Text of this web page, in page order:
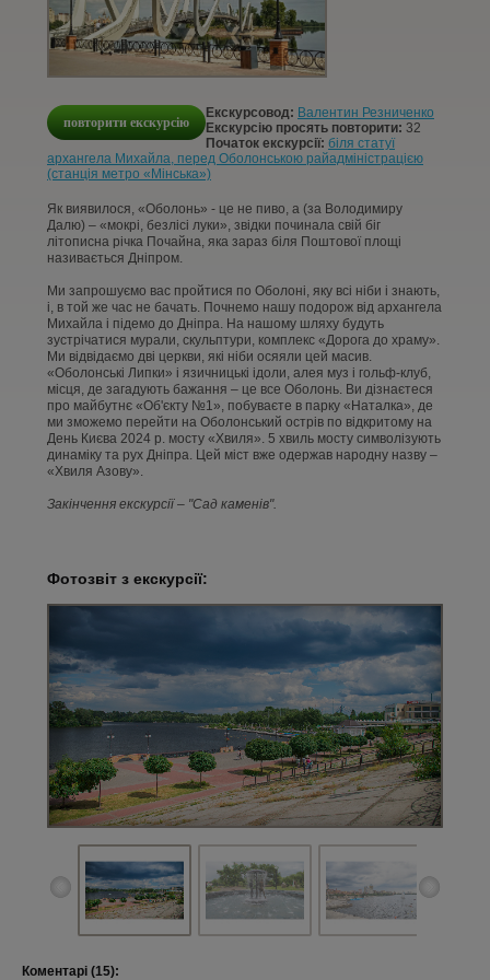
КОНТАКТИ
СТАТТІ
УВІЙТИ
РЕЄСТРАЦІЯ
повторити екскурсію
Екскурсовод: Валентин Резниченко
Екскурсію просять повторити: 32
Початок екскурсії: біля статуї
архангела Михайла, перед Оболонською райадміністрацією
(станція метро «Мінська»)
Як виявилося, «Оболонь» - це не пиво, а (за Володимиру
Далю) – «мокрі, безлісі луки», звідки починала свій біг
літописна річка Почайна, яка зараз біля Поштової площі
називається Дніпром.
Ми запрошуємо вас пройтися по Оболоні, яку всі ніби і знають,
і, в той же час не бачать. Почнемо нашу подорож від архангела
Михайла і підемо до Дніпра. На нашому шляху будуть
зустрічатися мурали, скульптури, комплекс «Дорога до храму».
Ми відвідаємо дві церкви, які ніби осяяли цей масив.
«Оболонські Липки» і язичницькі ідоли, алея муз і гольф-клуб,
місця, де загадують бажання – це все Оболонь. Ви дізнаєтеся
про майбутнє «Об'єкту №1», побуваєте в парку «Наталка», де
ми зможемо перейти на Оболонський острів по відкритому на
День Києва 2024 р. мосту «Хвиля». 5 хвиль мосту символізують
динаміку та рух Дніпра. Цей міст вже одержав народну назву –
«Хвиля Азову».
Закінчення екскурсії – "Сад каменів".
Фотозвіт з екскурсії:
Коментарі (15):